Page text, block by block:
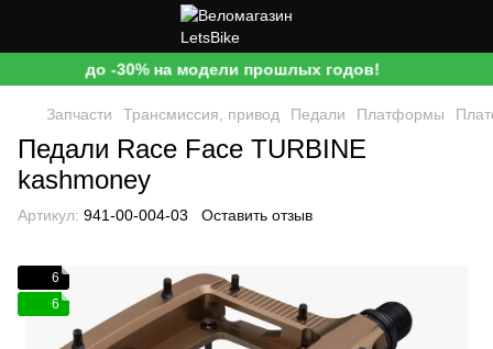
до -30% на модели прошлых годов!
Запчасти Трансмиссия, привод Педали Платформы
Педали Race Face TURBINE
kashmoney
Артикул: 941-00-004-03 Оставить отзыв
6
6